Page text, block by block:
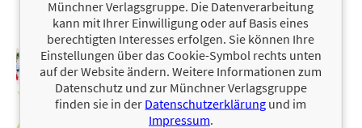
Münchner Verlagsgruppe. Die Datenverarbeitung
kann mit Ihrer Einwilligung oder auf Basis eines
berechtigten Interesses erfolgen. Sie können Ihre
Einstellungen über das Cookie-Symbol rechts unten
auf der Website ändern. Weitere Informationen zum
Datenschutz und zur Münchner Verlagsgruppe
finden sie in der Datenschutzerklärung und im
Impressum.